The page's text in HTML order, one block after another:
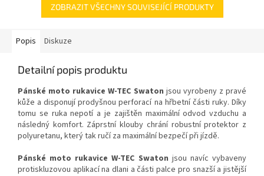
ZOBRAZIT VŠECHNY SOUVISEJÍCÍ PRODUKTY
Popis Diskuze
Detailní popis produktu
Pánské moto rukavice W-TEC Swaton jsou vyrobeny z pravé
kůže a disponují prodyšnou perforací na hřbetní části ruky. Díky
tomu se ruka nepotí a je zajištěn maximální odvod vzduchu a
následný komfort. Záprstní klouby chrání robustní protektor z
polyuretanu, který tak ručí za maximální bezpečí při jízdě.
Pánské moto rukavice W-TEC Swaton jsou navíc vybaveny
protiskluzovou aplikací na dlani a části palce pro snazší a jistější